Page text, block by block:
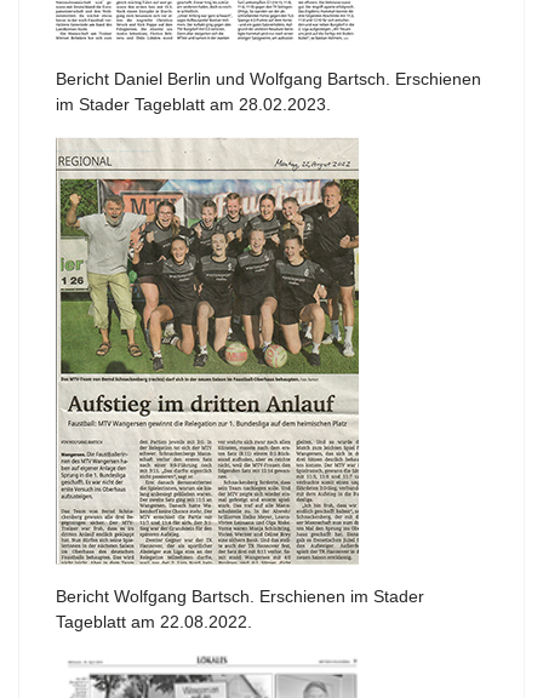
Bericht Daniel Berlin und Wolfgang Bartsch. Erschienen
im Stader Tageblatt am 28.02.2023.
Bericht Wolfgang Bartsch. Erschienen im Stader
Tageblatt am 22.08.2022.